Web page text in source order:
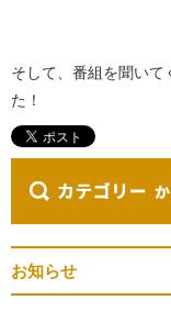
そして、番組を聞いて
た！
お知らせ